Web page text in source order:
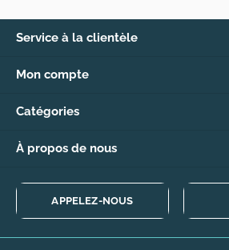
Service à la clientèle
Mon compte
Catégories
À propos de nous
APPELEZ-NOUS